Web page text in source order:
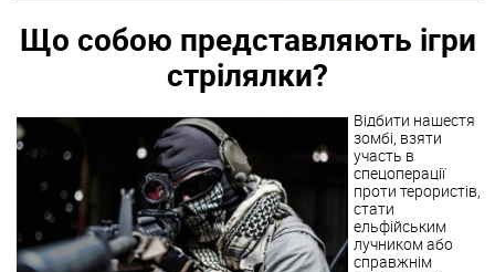
Що собою представляють ігри
стрілялки?
Відбити нашестя
зомбі, взяти
участь в
спецоперації
проти терористів,
стати
ельфійським
лучником або
справжнім